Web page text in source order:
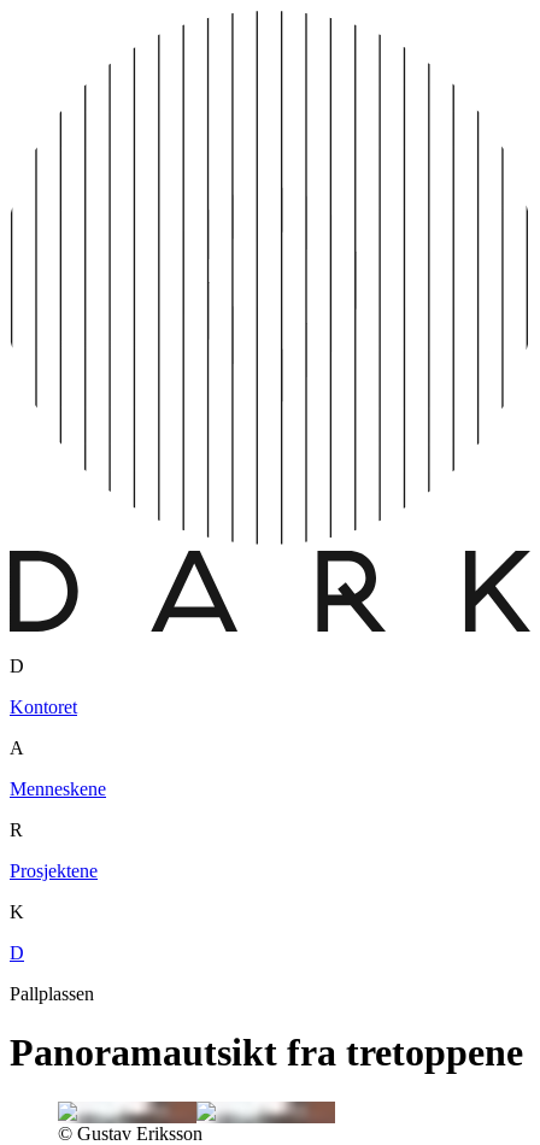
D
Kontoret
A
Menneskene
R
Prosjektene
K
D
Pallplassen
Panoramautsikt fra tretoppene
© Gustav Eriksson